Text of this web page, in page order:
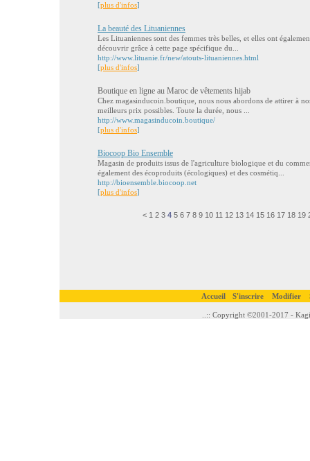
[plus d'infos]
La beauté des Lituaniennes
Les Lituaniennes sont des femmes très belles, et elles ont
découvrir grâce à cette page spécifique du...
http://www.lituanie.fr/new/atouts-lituaniennes.html
[plus d'infos]
Boutique en ligne au Maroc de vêtements hijab
Chez magasinducoin.boutique, nous nous abordons de attirer à
meilleurs prix possibles. Toute la durée, nous ...
http://www.magasinducoin.boutique/
[plus d'infos]
Biocoop Bio Ensemble
Magasin de produits issus de l'agriculture biologique et du
également des écoproduits (écologiques) et des cosmétiq...
http://bioensemble.biocoop.net
[plus d'infos]
< 1 2 3 4 5 6 7 8 9 10 11 12 13 14 15 16 17 18 19
Accueil S'inscrire Modifier
..:: Copyright ©2001-2017 -